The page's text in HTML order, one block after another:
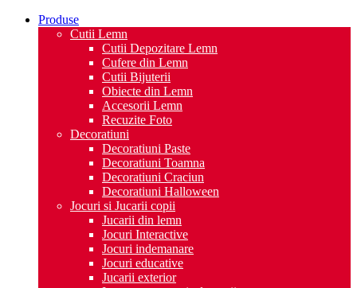
Produse
Cutii Lemn
Cutii Depozitare Lemn
Cufere din Lemn
Cutii Bijuterii
Obiecte din Lemn
Accesorii Lemn
Recuzite Foto
Decoratiuni
Decoratiuni Paste
Decoratiuni Toamna
Decoratiuni Craciun
Decoratiuni Halloween
Jocuri si Jucarii copii
Jucarii din lemn
Jocuri Interactive
Jocuri indemanare
Jocuri educative
Jucarii exterior